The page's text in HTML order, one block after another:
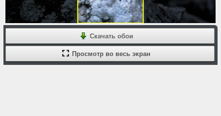
Скачать обои
Просмотр во весь экран